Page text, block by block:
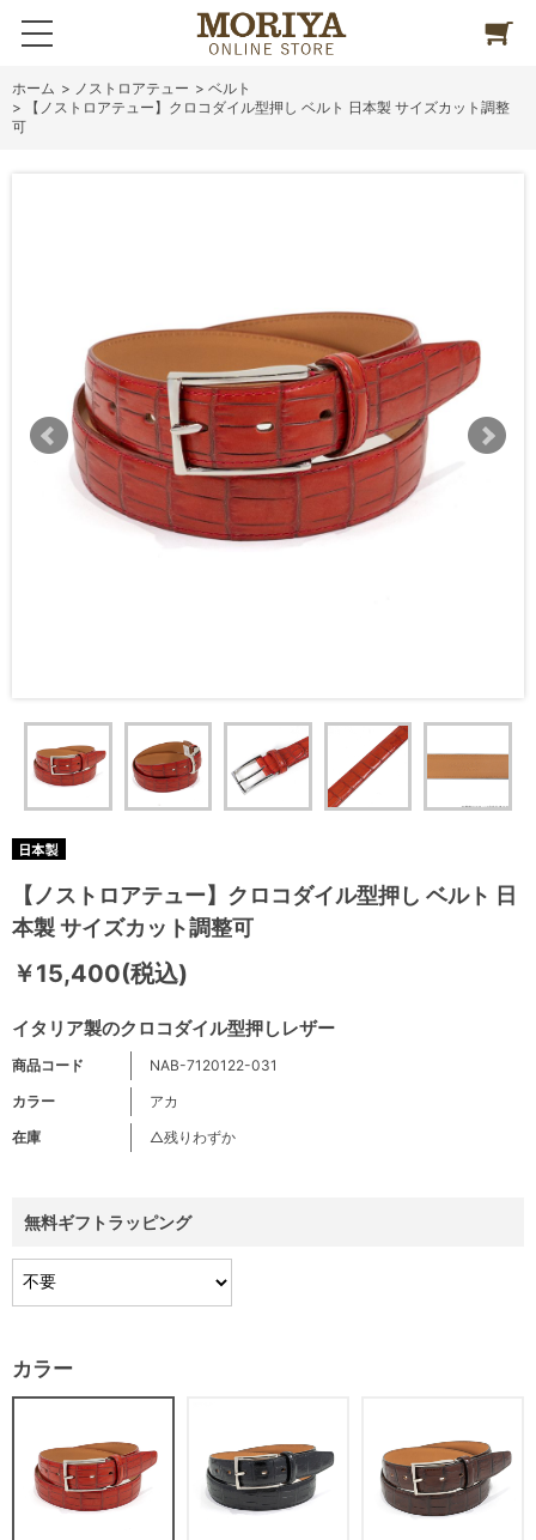
ホーム > ノストロアテュー > ベルト
>
【ノストロアテュー】クロコダイル型押し ベルト 日本製 サイズカット調整
可
【ノストロアテュー】クロコダイル型押し ベルト 日
本製 サイズカット調整可
イタリア製のクロコダイル型押しレザー
￥15,400(税込)
商品コード
NAB-7120122-031
カラー
アカ
在庫
△残りわずか
無料ギフトラッピング
カラー